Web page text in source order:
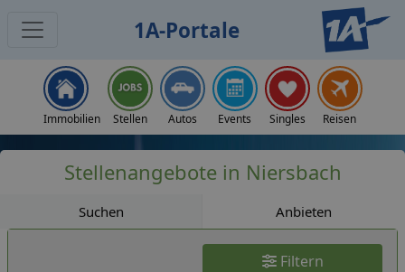
1A-Portale
Immobilien Stellen Autos Events Singles Reisen
Stellenangebote in Niersbach
Suchen Anbieten
Filtern